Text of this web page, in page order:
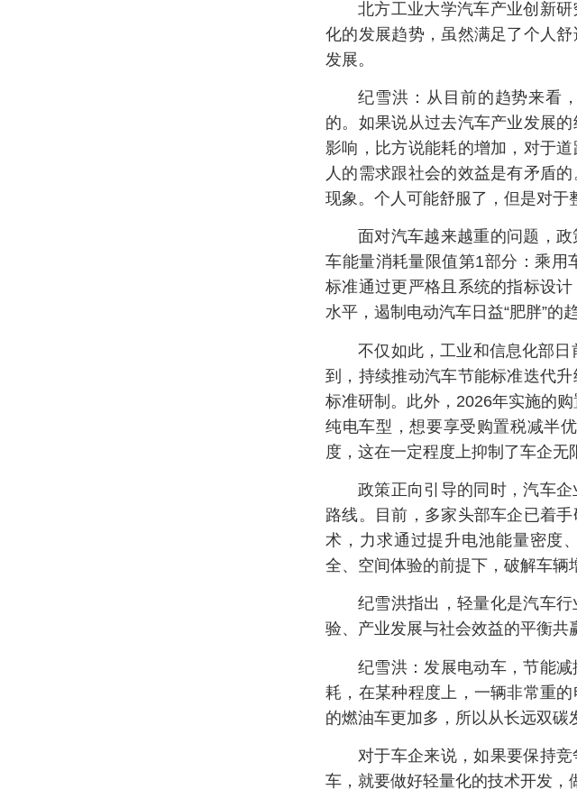
北方工业大学汽车产业创新
化的发展趋势，虽然满足了个人
发展。
纪雪洪：从目前的趋势来看
的。如果说从过去汽车产业发展
影响，比方说能耗的增加，对于
人的需求跟社会的效益是有矛盾
现象。个人可能舒服了，但是对于
面对汽车越来越重的问题，
车能量消耗量限值第1部分：乘用
标准通过更严格且系统的指标设
水平，遏制电动汽车日益“肥胖”的趋
不仅如此，工业和信息化部
到，持续推动汽车节能标准迭代
标准研制。此外，2026年实施的
纯电车型，想要享受购置税减半
度，这在一定程度上抑制了车企无
政策正向引导的同时，汽车
路线。目前，多家头部车企已着
术，力求通过提升电池能量密度
全、空间体验的前提下，破解车辆
纪雪洪指出，轻量化是汽车
验、产业发展与社会效益的平衡共
纪雪洪：发展电动车，节能
耗，在某种程度上，一辆非常重
的燃油车更加多，所以从长远双碳
对于车企来说，如果要保持
车，就要做好轻量化的技术开发，